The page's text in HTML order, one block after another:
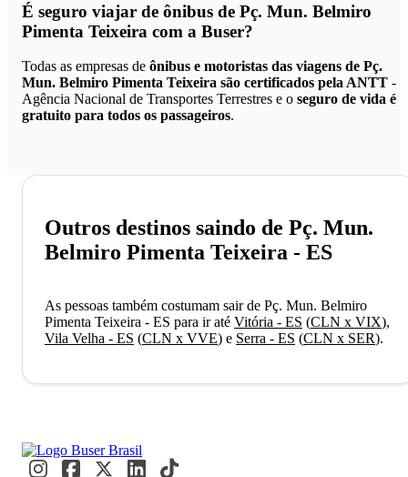
É seguro viajar de ônibus de Pç. Mun. Belmiro
Pimenta Teixeira com a Buser?
Todas as empresas de ônibus e motoristas das viagens de Pç.
Mun. Belmiro Pimenta Teixeira são certificados pela ANTT -
Agência Nacional de Transportes Terrestres e o seguro de vida é
gratuito para todos os passageiros.
Outros destinos saindo de Pç. Mun.
Belmiro Pimenta Teixeira - ES
As pessoas também costumam sair de Pç. Mun. Belmiro
Pimenta Teixeira - ES para ir até Vitória - ES (CLN x VIX),
Vila Velha - ES (CLN x VVE) e Serra - ES (CLN x SER).